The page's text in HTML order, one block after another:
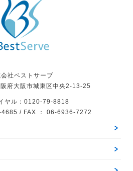
社ベストサーブ
阪府大阪市城東区中央2-13-25
ヤル：0120-79-8818
/ FAX ： 06-6936-7272